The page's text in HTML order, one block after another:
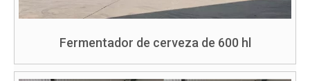
Fermentador de cerveza de 600 hl